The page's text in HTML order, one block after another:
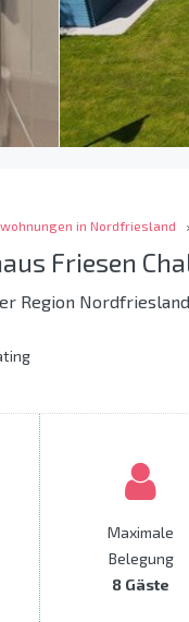
in Nordfriesland
Friesen
Region Nordfriesland
Maximale
Belegung
8 Gäste